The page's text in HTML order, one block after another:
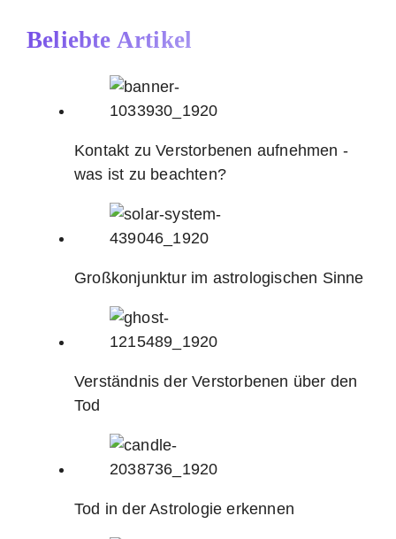
Beliebte Artikel
Kontakt zu Verstorbenen aufnehmen -
was ist zu beachten?
Großkonjunktur im astrologischen Sinne
Verständnis der Verstorbenen über den
Tod
Tod in der Astrologie erkennen